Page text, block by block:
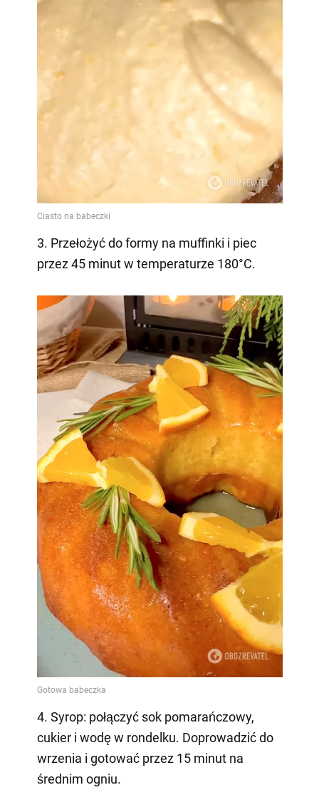
3. Przełożyć do formy na muffinki i piec
przez 45 minut w temperaturze 180°C.
4. Syrop: połączyć sok pomarańczowy,
cukier i wodę w rondelku. Doprowadzić do
wrzenia i gotować przez 15 minut na
średnim ogniu.